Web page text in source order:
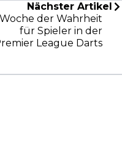
Nächster Artikel
Woche der Wahrheit
für Spieler in der
League Darts